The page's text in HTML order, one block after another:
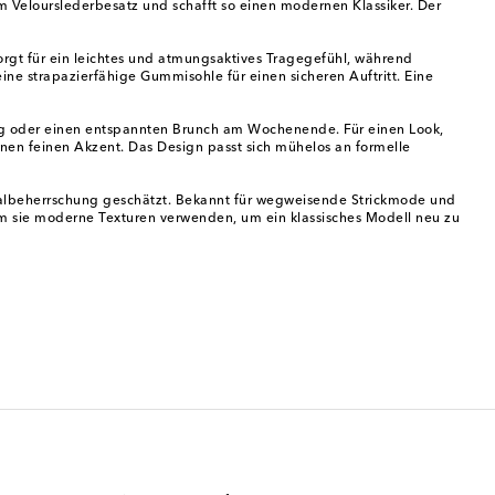
und schafft so einen modernen Klassiker. Der
für ein leichtes und atmungsaktives Tragegefühl, während
strapazierfähige Gummisohle für einen sicheren Auftritt. Eine
einen entspannten Brunch am Wochenende. Für einen Look,
feinen Akzent. Das Design passt sich mühelos an formelle
geschätzt. Bekannt für wegweisende Strickmode und
moderne Texturen verwenden, um ein klassisches Modell neu zu